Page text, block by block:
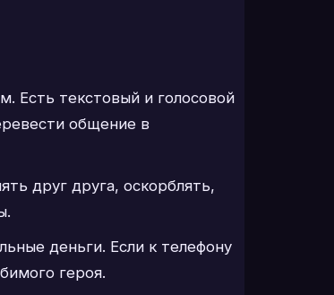
Есть текстовый и голосовой
общение в
друг друга, оскорблять,
деньги. Если к телефону
героя.